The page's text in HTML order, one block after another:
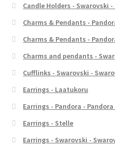
Candle Holders - Swarovski
Charms & Pendants -
Charms & Pendants -
Charms and pendants -
Cufflinks - Swarovski -
Earrings - Laatukoru
Earrings - Pandora - Pandora
Earrings - Stelle
Earrings - Swarovski -